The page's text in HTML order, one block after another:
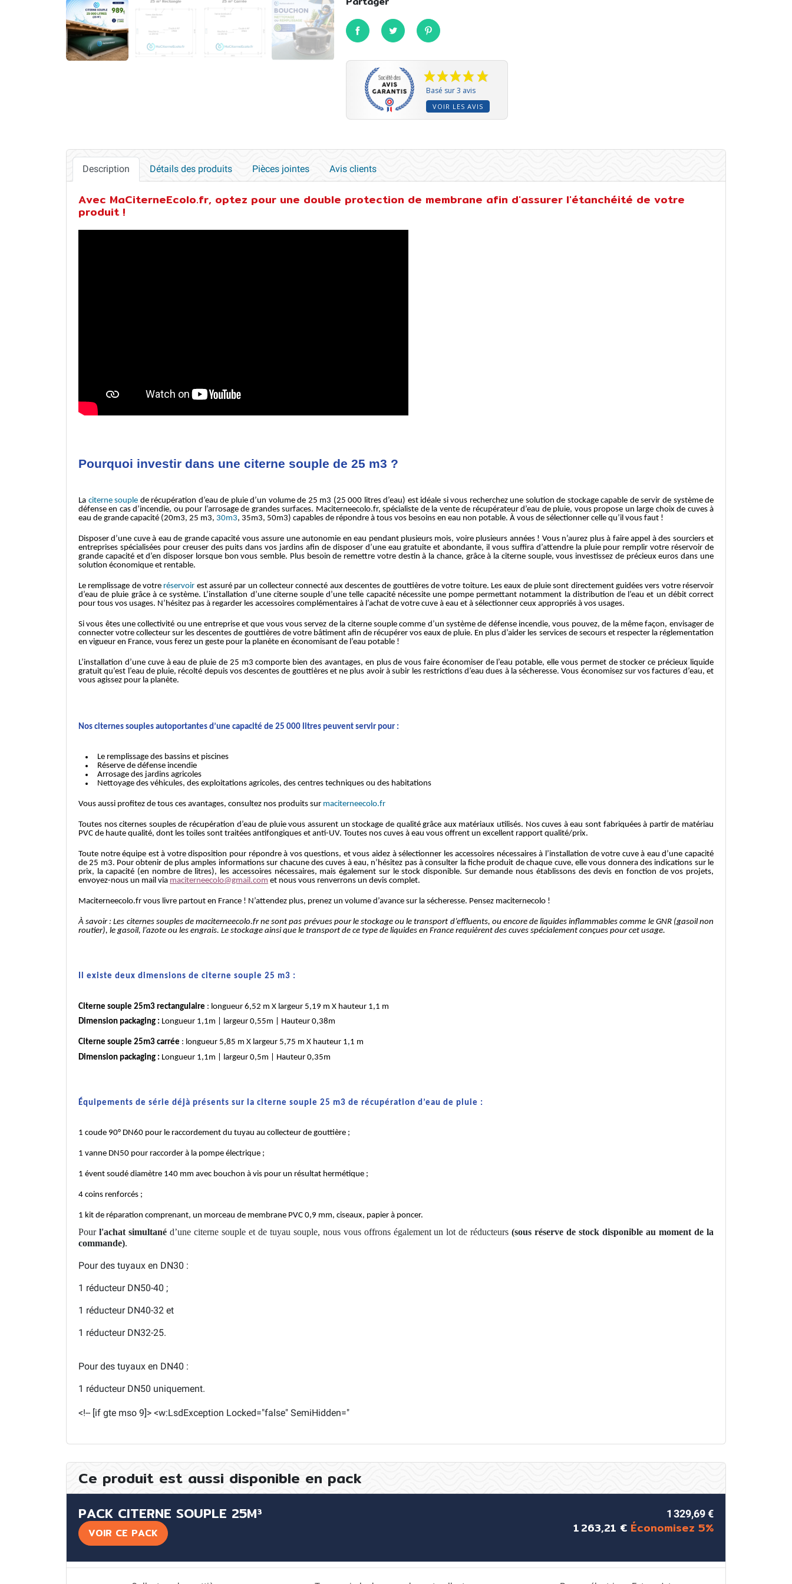
PartagerTweet Pinterest
Basé sur 3 avis
VOIR LES AVIS
Description Détails des produits Pièces jointes Avis clients
Avec MaCiterneEcolo.fr, optez pour une double protection de membrane afin d'assurer l'étanchéité de votre
produit !
Pourquoi investir dans une citerne souple de 25 m3 ?
La citerne souple de récupération d’eau de pluie d’un volume de 25 m3 (25 000 litres d’eau) est idéale si vous recherchez une solution de stockage capable de servir de système de
défense en cas d’incendie, ou pour l’arrosage de grandes surfaces. Maciterneecolo.fr, spécialiste de la vente de récupérateur d’eau de pluie, vous propose un large choix de cuves à
eau de grande capacité (20m3, 25 m3, 30m3, 35m3, 50m3) capables de répondre à tous vos besoins en eau non potable. À vous de sélectionner celle qu’il vous faut !
Disposer d’une cuve à eau de grande capacité vous assure une autonomie en eau pendant plusieurs mois, voire plusieurs années ! Vous n’aurez plus à faire appel à des sourciers et
entreprises spécialisées pour creuser des puits dans vos jardins afin de disposer d’une eau gratuite et abondante, il vous suffira d’attendre la pluie pour remplir votre réservoir de
grande capacité et d’en disposer lorsque bon vous semble. Plus besoin de remettre votre destin à la chance, grâce à la citerne souple, vous investissez de précieux euros dans une
solution économique et rentable.
Le remplissage de votre réservoir est assuré par un collecteur connecté aux descentes de gouttières de votre toiture. Les eaux de pluie sont directement guidées vers votre réservoir
d’eau de pluie grâce à ce système. L’installation d’une citerne souple d’une telle capacité nécessite une pompe permettant notamment la distribution de l’eau et un débit correct
pour tous vos usages. N’hésitez pas à regarder les accessoires complémentaires à l’achat de votre cuve à eau et à sélectionner ceux appropriés à vos usages.
Si vous êtes une collectivité ou une entreprise et que vous vous servez de la citerne souple comme d’un système de défense incendie, vous pouvez, de la même façon, envisager de
connecter votre collecteur sur les descentes de gouttières de votre bâtiment afin de récupérer vos eaux de pluie. En plus d’aider les services de secours et respecter la réglementation
en vigueur en France, vous ferez un geste pour la planète en économisant de l’eau potable !
L’installation d’une cuve à eau de pluie de 25 m3 comporte bien des avantages, en plus de vous faire économiser de l’eau potable, elle vous permet de stocker ce précieux liquide
gratuit qu’est l’eau de pluie, récolté depuis vos descentes de gouttières et ne plus avoir à subir les restrictions d’eau dues à la sécheresse. Vous économisez sur vos factures d’eau, et
vous agissez pour la planète.
Nos citernes souples autoportantes d’une capacité de 25 000 litres peuvent servir pour :
Le remplissage des bassins et piscines
Réserve de défense incendie
Arrosage des jardins agricoles
Nettoyage des véhicules, des exploitations agricoles, des centres techniques ou des habitations
Vous aussi profitez de tous ces avantages, consultez nos produits sur maciterneecolo.fr
Toutes nos citernes souples de récupération d’eau de pluie vous assurent un stockage de qualité grâce aux matériaux utilisés. Nos cuves à eau sont fabriquées à partir de matériau
PVC de haute qualité, dont les toiles sont traitées antifongiques et anti-UV. Toutes nos cuves à eau vous offrent un excellent rapport qualité/prix.
Toute notre équipe est à votre disposition pour répondre à vos questions, et vous aidez à sélectionner les accessoires nécessaires à l’installation de votre cuve à eau d’une capacité
de 25 m3. Pour obtenir de plus amples informations sur chacune des cuves à eau, n’hésitez pas à consulter la fiche produit de chaque cuve, elle vous donnera des indications sur le
prix, la capacité (en nombre de litres), les accessoires nécessaires, mais également sur le stock disponible. Sur demande nous établissons des devis en fonction de vos projets,
envoyez-nous un mail via maciterneecolo@gmail.com et nous vous renverrons un devis complet.
Maciterneecolo.fr vous livre partout en France ! N’attendez plus, prenez un volume d’avance sur la sécheresse. Pensez maciternecolo !
À savoir : Les citernes souples de maciterneecolo.fr ne sont pas prévues pour le stockage ou le transport d’effluents, ou encore de liquides inflammables comme le GNR (gasoil non
routier), le gasoil, l’azote ou les engrais. Le stockage ainsi que le transport de ce type de liquides en France requièrent des cuves spécialement conçues pour cet usage.
Il existe deux dimensions de citerne souple 25 m3 :
Citerne souple 25m3 rectangulaire : longueur 6,52 m X largeur 5,19 m X hauteur 1,1 m
Dimension packaging : Longueur 1,1m | largeur 0,55m | Hauteur 0,38m
Citerne souple 25m3 carrée : longueur 5,85 m X largeur 5,75 m X hauteur 1,1 m
Dimension packaging : Longueur 1,1m | largeur 0,5m | Hauteur 0,35m
Équipements de série déjà présents sur la citerne souple 25 m3 de récupération d’eau de pluie :
1 coude 90° DN60 pour le raccordement du tuyau au collecteur de gouttière ;
1 vanne DN50 pour raccorder à la pompe électrique ;
1 évent soudé diamètre 140 mm avec bouchon à vis pour un résultat hermétique ;
4 coins renforcés ;
1 kit de réparation comprenant, un morceau de membrane PVC 0,9 mm, ciseaux, papier à poncer.
Pour l'achat simultanéd’une citerne souple et de tuyau souple, nous vous offrons également un lot de réducteurs (sous réserve de stock disponible au moment de la
commande).
Pour des tuyaux en DN30 :
1 réducteur DN50-40 ;
1 réducteur DN40-32 et
1 réducteur DN32-25.
Pour des tuyaux en DN40 :
1 réducteur DN50 uniquement.
<!-- [if gte mso 9]> <w:LsdException Locked="false" SemiHidden="
Ce produit est aussi disponible en pack
PACK CITERNE SOUPLE 25M³
VOIR CE PACK
1 329,69 €
1 263,21 € Économisez 5%